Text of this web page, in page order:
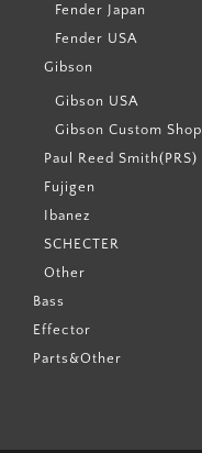
Fender Japan
Fender USA
Gibson
Gibson USA
Gibson Custom Shop
Paul Reed Smith(PRS)
Fujigen
Ibanez
SCHECTER
Other
Bass
Effector
Parts&Other